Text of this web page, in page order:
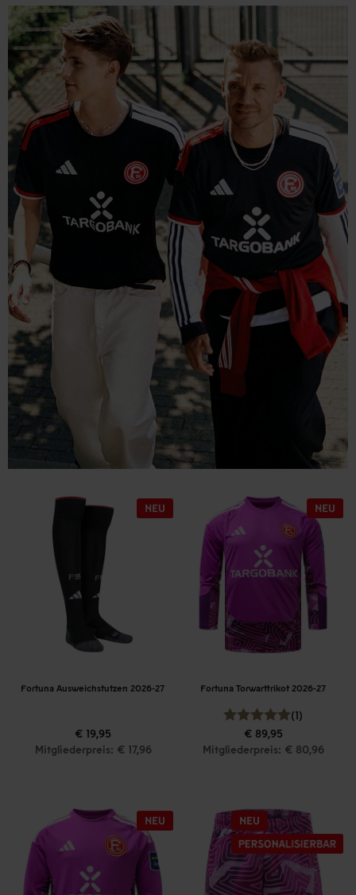
Fortuna Ausweichstutzen 2026-27
€ 19,95
Mitgliederpreis: € 17,96
Fortuna Torwarttrikot 2026-27
(1)
€ 89,95
Mitgliederpreis: € 80,96